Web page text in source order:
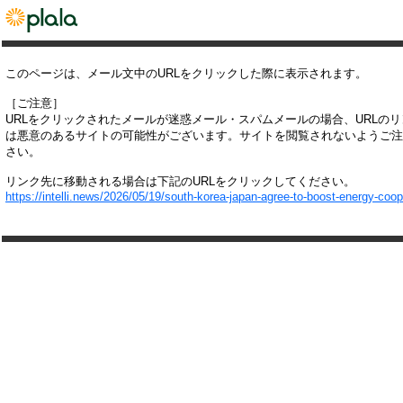
このページは、メール文中のURLをクリックした際に表示されます。
［ご注意］
URLをクリックされたメールが迷惑メール・スパムメールの場合、URLの
は悪意のあるサイトの可能性がございます。サイトを閲覧されないようご
さい。
リンク先に移動される場合は下記のURLをクリックしてください。
https://intelli.news/2026/05/19/south-korea-japan-agree-to-boost-energy-